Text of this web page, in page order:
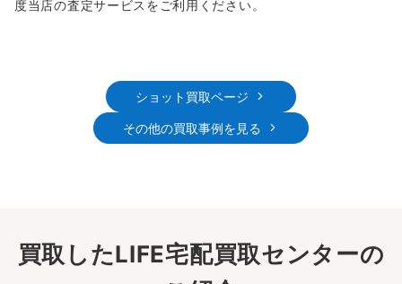
度当店の査定サービスをご利用ください。
ショット買取ページ
その他の買取事例を見る
買取したLIFE宅配買取センターの